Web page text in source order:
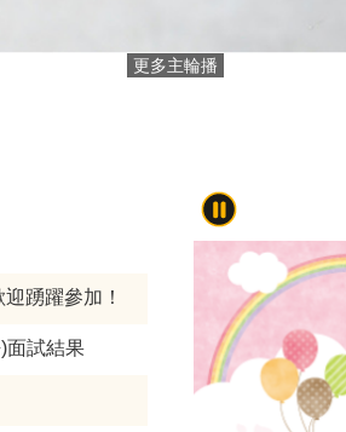
更多主輪播
踴躍參加！
面試結果